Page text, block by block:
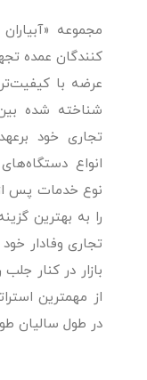
مجموعه
کنندگان عمده
عرضه با
تجاری خود
انواع
نوع خدمات پس
را به بهترین
تجاری وفادار
بازار در کنار
از مهمترین
در طول سالیان